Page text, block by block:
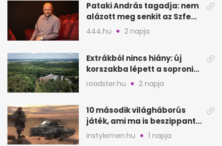
Pataki András tagadja: nem
alázott meg senkit az Szfe
felvételijén
444.hu 2 napja
Extrákból nincs hiány: új
korszakba lépett a soproni
Fagus Hotel
roadster.hu 2 napja
10 második világháborús
játék, ami ma is beszippant
a képernyő elé
instylemen.hu 1 napja